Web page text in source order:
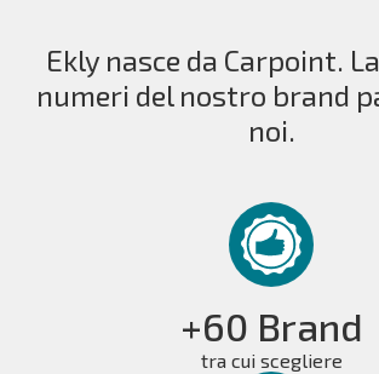
Ekly nasce da Carpoint.
numeri del nostro brand
noi.
+60 Brand
tra cui scegliere